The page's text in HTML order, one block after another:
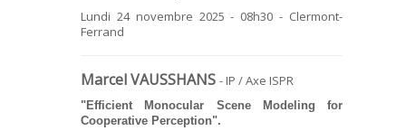
Lundi 24 novembre 2025 - 08h30 - Clermont-
Ferrand
Marcel VAUSSHANS - IP / Axe ISPR
"Efficient Monocular Scene Modeling for
Cooperative Perception".